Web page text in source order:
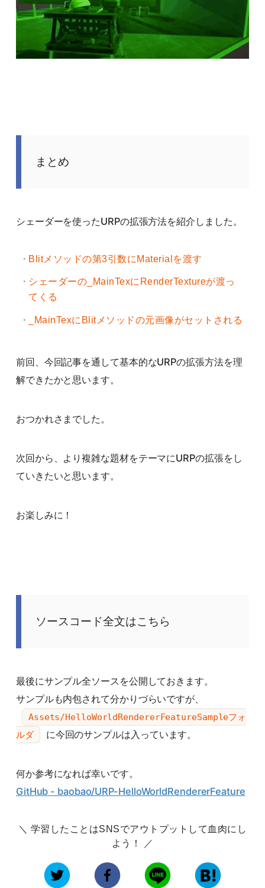
まとめ
シェーダーを使ったURPの拡張方法を紹介しました。
Blitメソッドの第3引数にMaterialを渡す
シェーダーの_MainTexにRenderTextureが渡っ
てくる
_MainTexにBlitメソッドの元画像がセットされる
前回、今回記事を通して基本的なURPの拡張方法を理
解できたかと思います。
おつかれさまでした。
次回から、より複雑な題材をテーマにURPの拡張をし
ていきたいと思います。
お楽しみに！
ソースコード全文はこちら
最後にサンプル全ソースを公開しておきます。
サンプルも内包されて分かりづらいですが、
Assets/HelloWorldRendererFeatureSampleフォ
ルダ
に今回のサンプルは入っています。
何か参考になれば幸いです。
GitHub - baobao/URP-HelloWorldRendererFeature
学習したことはSNSでアウトプットして血肉にし
よう！